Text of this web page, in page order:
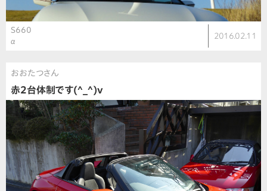
S660
α
2016.02.11
おおたつさん
赤2台体制です(^_^)v